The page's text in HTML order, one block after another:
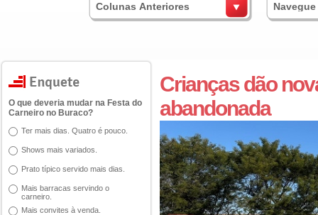
Colunas Anteriores
O que deveria mudar na Festa do
Carneiro no Buraco?
Ter mais dias. Quatro é pouco.
Shows mais variados.
Prato típico servido mais dias.
Mais barracas servindo o
carneiro.
Mais convites à venda.
Crianças dão
abandonada